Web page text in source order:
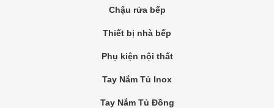
Chậu rửa bếp
Thiết bị nhà bếp
Phụ kiện nội thất
Tay Nắm Tủ Inox
Tay Nắm Tủ Đồng